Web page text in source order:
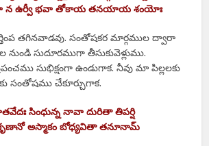
న ఉర్వీ భవా తోకాయ తనయాయ శంయోః
తగినవాడవు. సంతోషకర మార్గముల ద్వారా
సుదూరముగా తీసుకువెళ్లుము.
సుభిక్షంగా ఉండుగాక. నీవు మా పిల్లలకు
సంతోషము చేకూర్చుగాక.
సింధున్న నావా దురితా తిపర్షి
గృణానో అస్మాకం బోధ్యవితా తనూనామ్